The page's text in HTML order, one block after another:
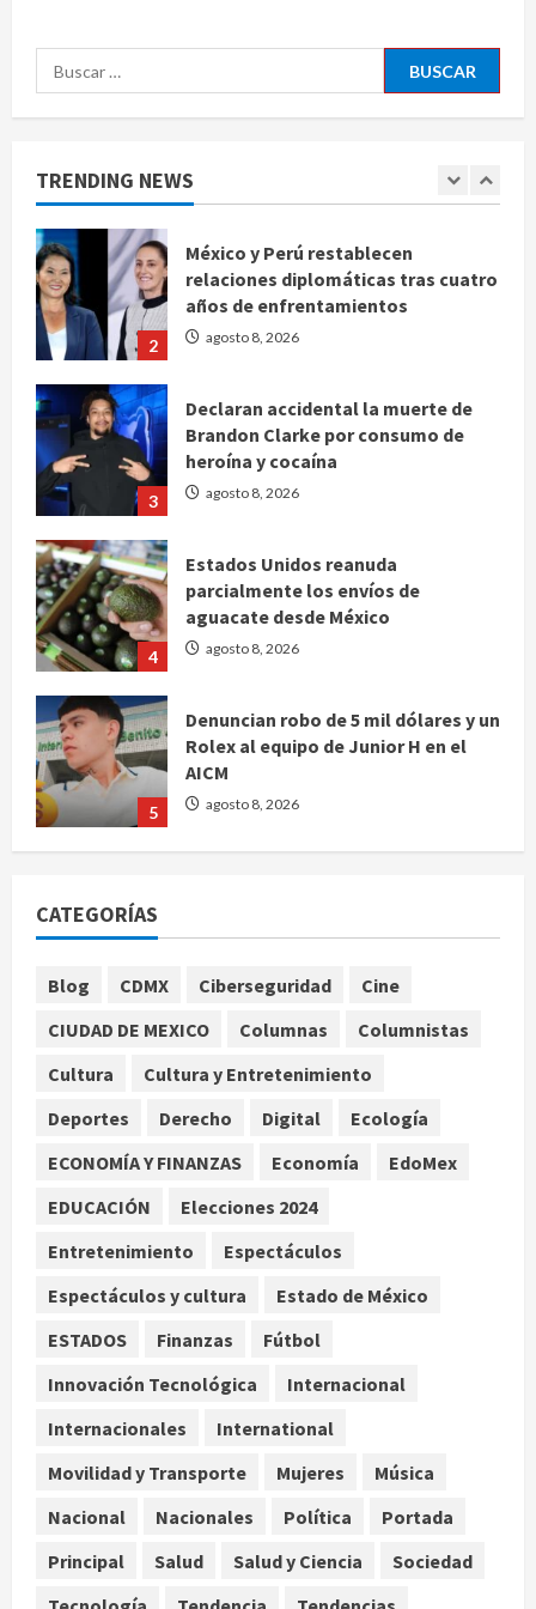
Buscar:
TRENDING NEWS
1
EE. UU. reconoce apoyo de
Sheinbaum contra el narco pero
2
México y Perú restablecen
relaciones diplomáticas tras cuatro
años de enfrentamientos
agosto 8, 2026
3
Declaran accidental la muerte de
Brandon Clarke por consumo de
heroína y cocaína
agosto 8, 2026
4
Estados Unidos reanuda
parcialmente los envíos de
aguacate desde México
agosto 8, 2026
5
Denuncian robo de 5 mil dólares y un
Rolex al equipo de Junior H en el
AICM
agosto 8, 2026
México y Perú restablecen
años de enfrentamientos
agosto 8, 2026
Brandon Clarke por consumo de
heroína y cocaína
4
Estados Unidos reanuda
aguacate desde México
agosto 8, 2026
Rolex al equipo de Junior H en el
AICM
CATEGORÍAS
Blog CDMX Ciberseguridad
Cine
CIUDAD DE MEXICO
Columnas
Columnistas
Cultura
Cultura y Entretenimiento
Deportes
Derecho Digital
Ecología
ECONOMÍA Y FINANZAS
Economía
EdoMex
EDUCACIÓN
Elecciones 2024
Entretenimiento
Espectáculos
Espectáculos y cultura
Estado de México
ESTADOS
Finanzas
Fútbol
Innovación Tecnológica
Internacional
Internacionales
International
Movilidad y Transporte
Mujeres
Música
Nacional
Nacionales Política
Portada
Principal
Salud Salud y Ciencia
Sociedad